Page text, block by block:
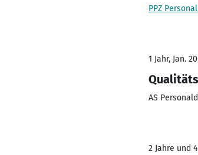
PPZ
1 Jahr, Jan.
AS
2 Jahre und